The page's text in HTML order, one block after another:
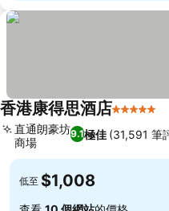
香港康得思酒店5 星級
9.1極佳 (31,591 筆
直通朗豪坊
商場
低至 $1,008